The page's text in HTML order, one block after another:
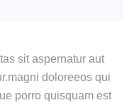
sit aspernatur aut
doloreeos qui
porro quisquam est